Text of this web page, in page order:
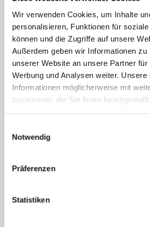
Wir verwenden Cookies, um Inhalte
personalisieren, Funktionen für
können und die Zugriffe auf unsere
Außerdem geben wir Informationen zu
unserer Website an unsere Partner für
Werbung und Analysen weiter.
Informationen möglicherweise mit
zusammen, die Sie ihnen
mehr darüber, wer wir sind, wie Sie
können und wie wir
Notwendig
Präferenzen
Statistiken
Papier vitrail
rouleau | 70×100
cm, 100 cm, 42
g/m², orange
Heyda
cm,
g/
chair
Heyda